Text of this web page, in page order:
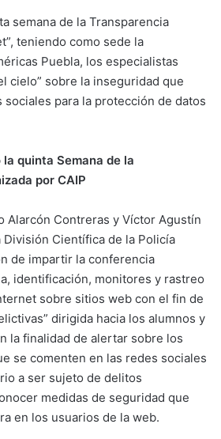
semana de la Transparencia
teniendo como sede la
Puebla, los especialistas
cielo” sobre la inseguridad que
para la protección de datos
quinta Semana de la
por CAIP
Alarcón Contreras y Víctor Agustín
Científica de la Policía
de impartir la conferencia
identificación, monitores y rastreo
sobre sitios web con el fin de
dirigida hacia los alumnos y
la finalidad de alertar sobre los
se comenten en las redes sociales
a ser sujeto de delitos
medidas de seguridad que
en los usuarios de la web.